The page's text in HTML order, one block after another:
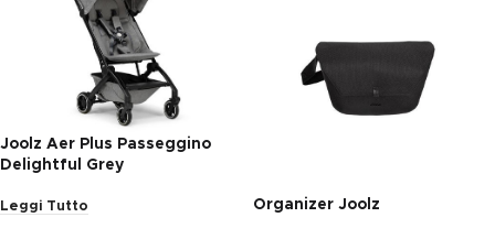
Joolz Aer Plus Passeggino
Delightful Grey
Leggi Tutto Organizer Joolz